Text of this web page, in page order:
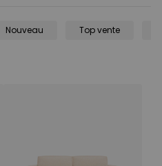
Nouveau Top vente